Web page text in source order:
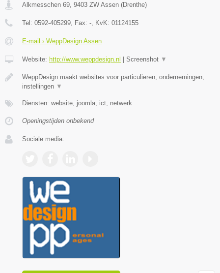
Alkmesschen 69 9403 ZW Assen (Drenthe)
Tel: 0592-405299 , Fax: - , KvK: 01124155
E-mail › WeppDesign Assen
Website: http://www.weppdesign.nl Screenshot ▼
WeppDesign maakt websites voor particulieren, ondernemingen,
instellingen ▼
Diensten: website, joomla, ict, netwerk
Openingstijden onbekend
Sociale media: